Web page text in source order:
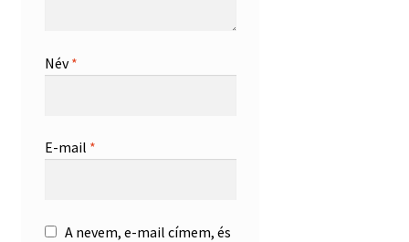
Név*
E-mail *
A nevem, e-mail címem, és